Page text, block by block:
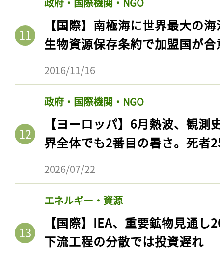
政府・国際機関・NGO
【国際】南極海に世界最大の
生物資源保存条約で加盟国が合
2016/11/16
政府・国際機関・NGO
【ヨーロッパ】6月熱波、観
界全体でも2番目の暑さ。死者
2026/07/22
エネルギー・資源
【国際】IEA、重要鉱物見通
下流工程の分散では投資遅れ